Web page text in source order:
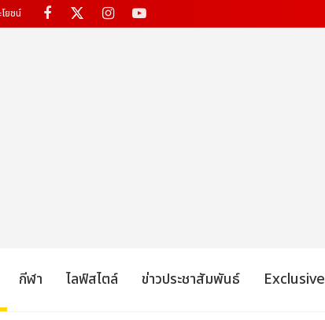
ยชน์
กีฬา ไลฟ์สไตล์ ข่าวประชาสัมพันธ์ Exclusive